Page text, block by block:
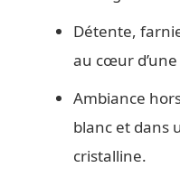
Détente,
au cœur
Ambiance
blanc et dans
cristalline.